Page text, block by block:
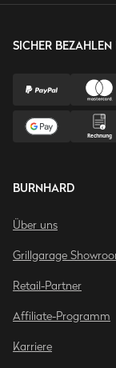
SICHER
BURNHARD
Über uns
Grillgarage
Retail-Partner
Affiliate-Programm
Karriere